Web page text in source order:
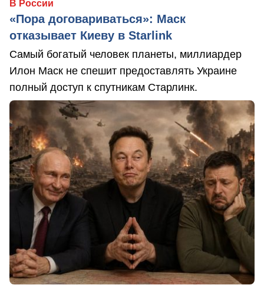
В России
«Пора договариваться»: Маск
отказывает Киеву в Starlink
Самый богатый человек планеты, миллиардер
Илон Маск не спешит предоставлять Украине
полный доступ к спутникам Старлинк.